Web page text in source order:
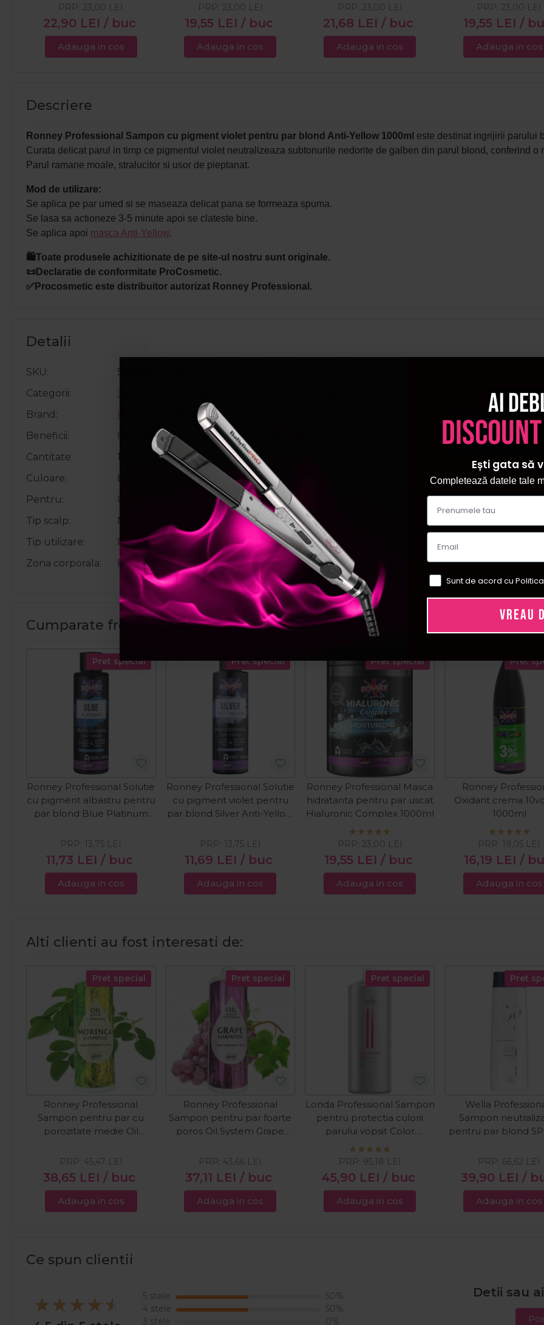
22,90 LEI / buc
PRP: 23,00 LEI
Adauga in cos
19,55 LEI / buc
PRP: 23,00 LEI
Adauga in cos
21,68 LEI / buc
PRP: 23,00 LEI
Adauga in cos
19,55 LEI /
PRP: 23,00 LEI
Adauga in cos
Descriere
Ronney Professional Sampon cu pigment violet pentru par blond Anti-Yellow 1000ml este destinat ingrijirii parului
Curata delicat parul in timp ce pigmentul violet neutralizeaza subtonurile nedorite de galben din parul blond, conferind o
Parul ramane moale, stralucitor si usor de pieptanat.
Mod de utilizare:
Se aplica pe par umed si se maseaza delicat pana se formeaza spuma.
Se lasa sa actioneze 3-5 minute apoi se clateste bine.
Se aplica apoi masca Anti-Yellow.
🛍️Toate produsele achizitionate de pe site-ul nostru sunt originale.
📜Declaratie de conformitate ProCosmetic.
✅Procosmetic este distribuitor autorizat Ronney Professional.
Detalii
SKU
5060589154971
Categorii
Sampoane
Brand
Ronney Professional
Beneficii
Ingrijire, Netezire, Par moale, Stralucire
Cantitate
1000ml
Culoare
blond
Pentru
Unisex
Tip scalp
Normal
Tip utilizare
Profesional
Zona corporala
Par
Cumparate frecvent impreuna:
Pret special
Ronney Professional Solutie
cu pigment albastru pentru
par blond Blue Platinum
11,73 LEI / buc
PRP: 13,75 LEI
Adauga in cos
Pret special
Ronney Professional Solutie
cu pigment violet pentru
par blond Silver Anti-Yellow
11,69 LEI / buc
PRP: 13,75 LEI
Adauga in cos
Pret special
Ronney Professional Masca
hidratanta pentru par uscat
Hialuronic Complex 1000ml
19,55 LEI / buc
PRP: 23,00 LEI
Adauga in cos
Pret
Ronney
Oxidant crema
1000ml
16,19 LEI /
PRP: 19,05 LEI
Adauga in cos
Alti clienti au fost interesati de:
Pret special
Ronney Professional
Sampon pentru par cu
porozitate medie Oil
38,65 LEI / buc
PRP: 45,47 LEI
Adauga in cos
Pret special
Ronney Professional
Sampon pentru par foarte
poros Oil System Grape
37,11 LEI / buc
PRP: 43,66 LEI
Adauga in cos
Pret special
Londa Professional Sampon
pentru protectia culorii
parului vopsit Color
Radiance 1000ml
45,90 LEI / buc
PRP: 95,18 LEI
Adauga in cos
Pret
Wella
Sampon
pentru par blond SP
39,90 LEI /
PRP: 66,62 LEI
Adauga in cos
Ce spun clientii
5 stele
50%
4 stele
50%
3 stele
0%
Detii sau
Ai
Ești gata să
Completează datele tale
Sunt de acord cu
VREAU